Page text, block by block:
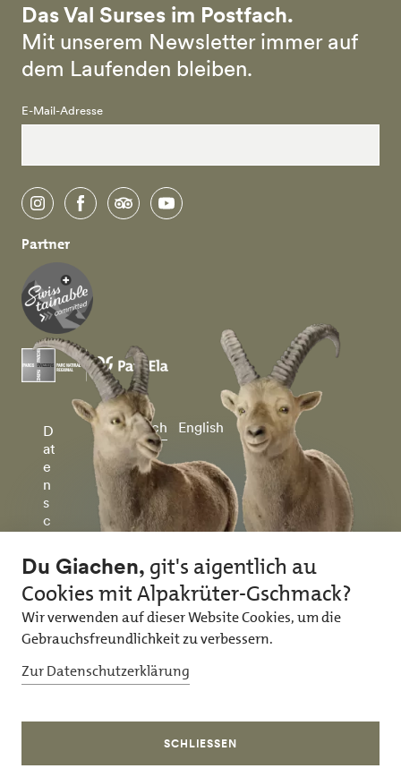
Das Val Surses im Postfach.
Mit unserem Newsletter immer auf
dem Laufenden bleiben.
E-Mail-Adresse
instagramfacebooktripadvisoryoutube
Partner
D
at
e
n
s
c
tz
&
m
p
r
e
u
Deutsch English